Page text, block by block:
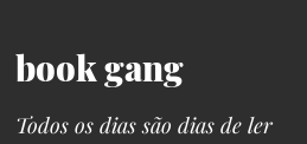
book gang
Todos os dias são dias de ler